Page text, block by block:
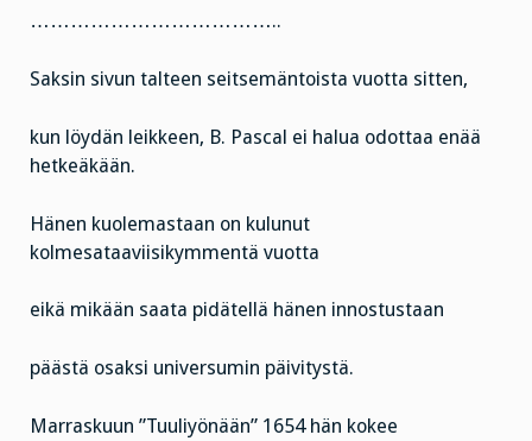
………………………………..
Saksin sivun talteen seitsemäntoista vuotta sitten,
kun löydän leikkeen, B. Pascal ei halua odottaa enää
hetkeäkään.
Hänen kuolemastaan on kulunut
kolmesataaviisikymmentä vuotta
eikä mikään saata pidätellä hänen innostustaan
päästä osaksi universumin päivitystä.
Marraskuun ”Tuuliyönään” 1654 hän kokee